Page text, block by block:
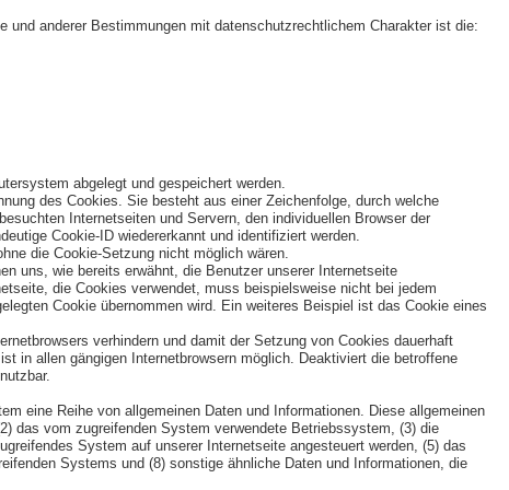
und anderer Bestimmungen mit datenschutzrechtlichem Charakter ist die:
abgelegt und gespeichert werden.
des Cookies. Sie besteht aus einer Zeichenfolge, durch welche
Internetseiten und Servern, den individuellen Browser der
Cookie-ID wiedererkannt und identifiziert werden.
die Cookie-Setzung nicht möglich wären.
uns, wie bereits erwähnt, die Benutzer unserer Internetseite
die Cookies verwendet, muss beispielsweise nicht bei jedem
Cookie übernommen wird. Ein weiteres Beispiel ist das Cookie eines
verhindern und damit der Setzung von Cookies dauerhaft
in allen gängigen Internetbrowsern möglich. Deaktiviert die betroffene
eine Reihe von allgemeinen Daten und Informationen. Diese allgemeinen
das vom zugreifenden System verwendete Betriebssystem, (3) die
System auf unserer Internetseite angesteuert werden, (5) das
Systems und (8) sonstige ähnliche Daten und Informationen, die